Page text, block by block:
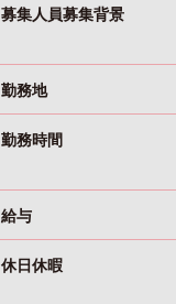
募集人員募集背景
勤務地
勤務時間
給与
休日休暇